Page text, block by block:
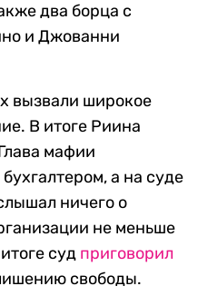
два борца с
и Джованни
вызвали широкое
В итоге Риина
мафии
а на суде
ничего о
не меньше
суд приговорил
свободы.